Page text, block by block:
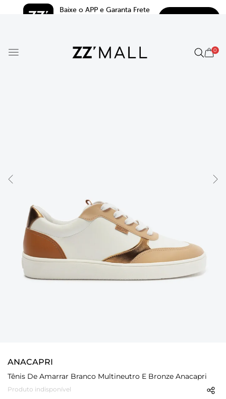
Baixe o APP e Garanta Frete
0
ANACAPRI
Tênis De Amarrar Branco Multineutro E Bronze Anacapri
Produto indisponível